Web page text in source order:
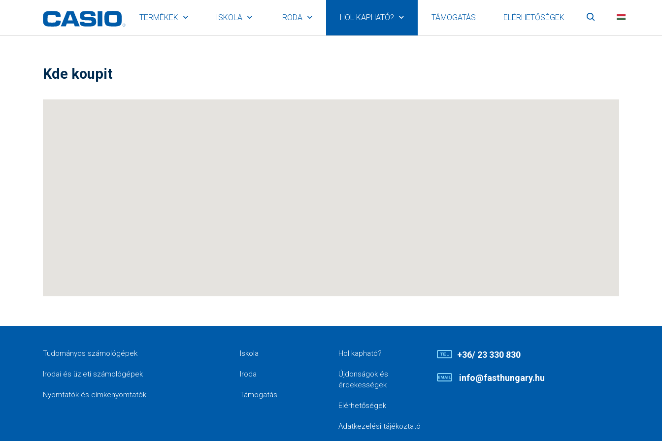
TERMÉKEK ISKOLA IRODA HOL KAPHATÓ? TÁMOGATÁS ELÉRHETŐSÉGEK Keresés
Kde koupit
Tudományos számológépek
Irodai és üzleti számológépek
Nyomtatók és címkenyomtatók
Iskola
Iroda
Támogatás
Hol kapható?
Újdonságok és
érdekességek
Elérhetőségek
Adatkezelési tájékoztató
+36/ 23 330 830
info@fasthungary.hu